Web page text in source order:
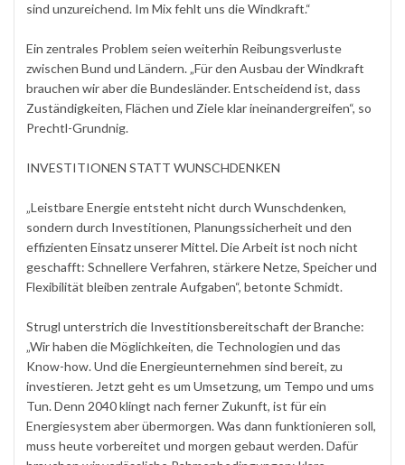
sind unzureichend. Im Mix fehlt uns die Windkraft.“
Ein zentrales Problem seien weiterhin Reibungsverluste
zwischen Bund und Ländern. „Für den Ausbau der Windkraft
brauchen wir aber die Bundesländer. Entscheidend ist, dass
Zuständigkeiten, Flächen und Ziele klar ineinandergreifen“, so
Prechtl-Grundnig.
INVESTITIONEN STATT WUNSCHDENKEN
„Leistbare Energie entsteht nicht durch Wunschdenken,
sondern durch Investitionen, Planungssicherheit und den
effizienten Einsatz unserer Mittel. Die Arbeit ist noch nicht
geschafft: Schnellere Verfahren, stärkere Netze, Speicher und
Flexibilität bleiben zentrale Aufgaben“, betonte Schmidt.
Strugl unterstrich die Investitionsbereitschaft der Branche:
„Wir haben die Möglichkeiten, die Technologien und das
Know-how. Und die Energieunternehmen sind bereit, zu
investieren. Jetzt geht es um Umsetzung, um Tempo und ums
Tun. Denn 2040 klingt nach ferner Zukunft, ist für ein
Energiesystem aber übermorgen. Was dann funktionieren soll,
muss heute vorbereitet und morgen gebaut werden. Dafür